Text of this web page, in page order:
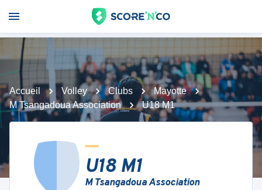
Accueil Volley Clubs
Mayotte
M Tsangadoua Association
U18 M1
U18 M1
M Tsangadoua Association